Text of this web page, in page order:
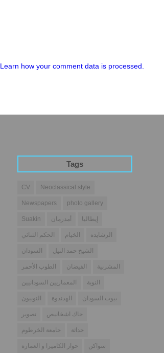
Learn how your comment data is processed.
Tags
CV Neoclassical style
Newspapers photo gallery
Suakin أمدرمان إيطاليا
الحكم الثنائي الخيام الرشايدة
السودان الشيخ حمد النيل
الطوب الأحمر الفيضان المشربية
المعماريين السودانيين النوبة
النوبيون الهدندوة بيوت السودان
تصوير جاك اشخانيص
جامعة الخرطوم حداثة
حوار الكاميرا و العمارة سواكن